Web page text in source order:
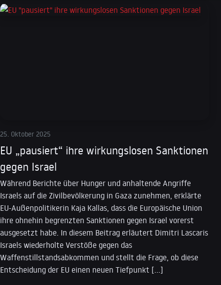
25. Oktober 2025
EU „pausiert“ ihre wirkungslosen Sanktionen
gegen Israel
Während Berichte über Hunger und anhaltende Angriffe
Israels auf die Zivilbevölkerung in Gaza zunehmen, erklärte
EU-Außenpolitikerin Kaja Kallas, dass die Europäische Union
ihre ohnehin begrenzten Sanktionen gegen Israel vorerst
ausgesetzt habe. In diesem Beitrag erläutert Dimitri Lascaris
Israels wiederholte Verstöße gegen das
Waffenstillstandsabkommen und stellt die Frage, ob diese
Entscheidung der EU einen neuen Tiefpunkt […]